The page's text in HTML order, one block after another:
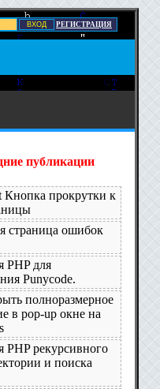
РЕГИСТРАЦИЯ
публикации
Кнопка прокрутки к
страница ошибок
PHP для
Punycode.
полноразмерное
в pop-up окне на
рекурсивного
и поиска